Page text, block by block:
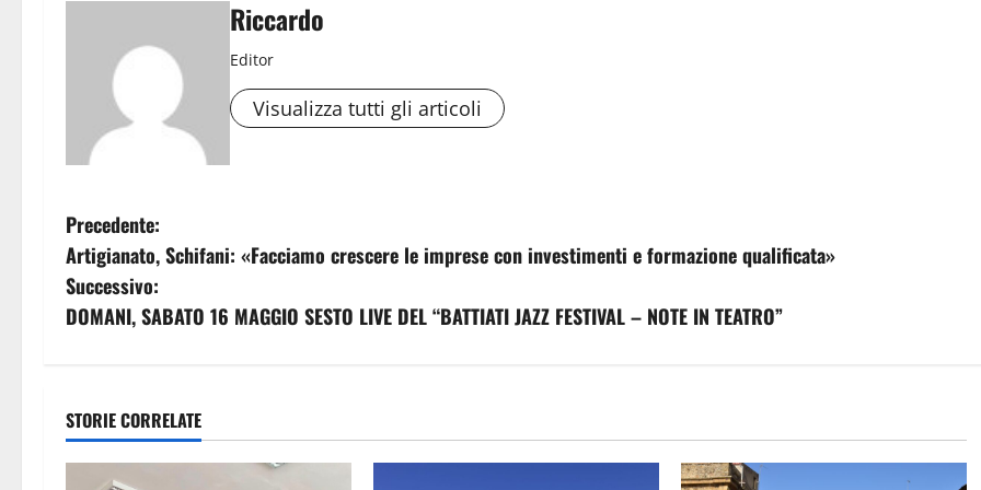
Riccardo
Editor
Visualizza tutti gli articoli
N
a
v
g
a
Precedente:
Artigianato, Schifani: «Facciamo crescere le imprese con investimenti e formazione qualificata»
Successivo:
DOMANI, SABATO 16 MAGGIO SESTO LIVE DEL “BATTIATI JAZZ FESTIVAL – NOTE IN TEATRO”
STORIE CORRELATE